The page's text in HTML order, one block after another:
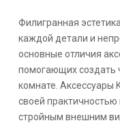
Филигранная
каждой детали и
основные отличия
помогающих создать
комнате. Аксессуары
своей практичностью
стройным внешним